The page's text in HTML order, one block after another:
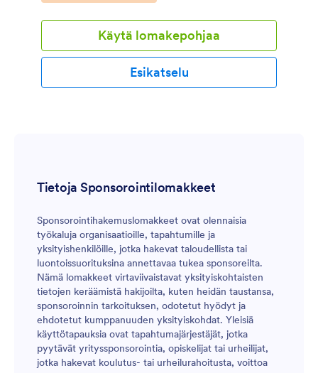
Käytä lomakepohjaa
Esikatselu
Tietoja Sponsorointilomakkeet
Sponsorointihakemuslomakkeet ovat olennaisia
työkaluja organisaatioille, tapahtumille ja
yksityishenkilöille, jotka hakevat taloudellista tai
luontoissuorituksina annettavaa tukea sponsoreilta.
Nämä lomakkeet virtaviivaistavat yksityiskohtaisten
tietojen keräämistä hakijoilta, kuten heidän taustansa,
sponsoroinnin tarkoituksen, odotetut hyödyt ja
ehdotetut kumppanuuden yksityiskohdat. Yleisiä
käyttötapauksia ovat tapahtumajärjestäjät, jotka
pyytävät yrityssponsorointia, opiskelijat tai urheilijat,
jotka hakevat koulutus- tai urheilurahoitusta, voittoa